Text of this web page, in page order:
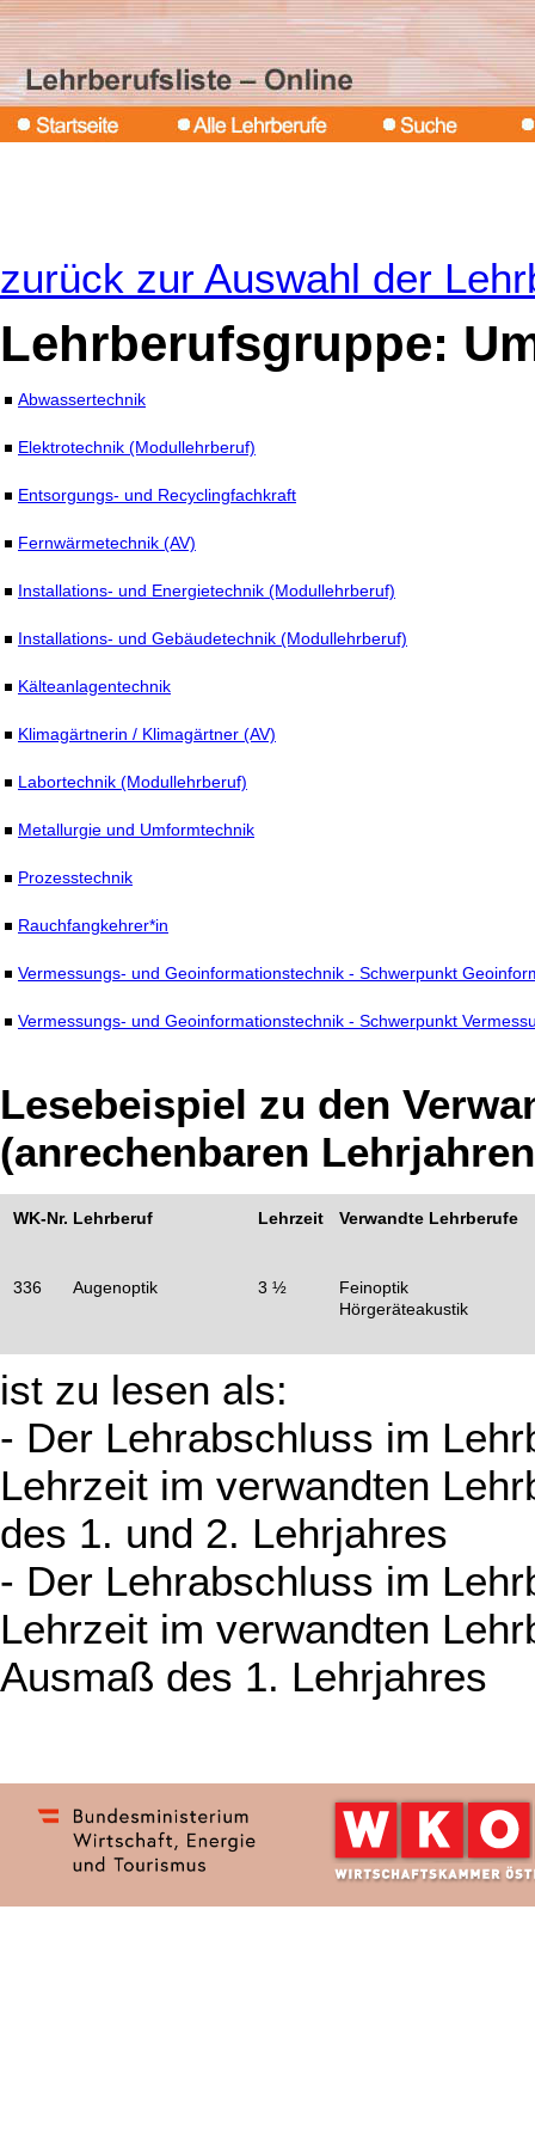
zurück zur Auswahl der
Lehrberufsgruppe:
Abwassertechnik
Elektrotechnik (Modullehrberuf)
Entsorgungs- und Recyclingfachkraft
Fernwärmetechnik (AV)
Installations- und Energietechnik (Modullehrberuf)
Installations- und Gebäudetechnik (Modullehrberuf)
Kälteanlagentechnik
Klimagärtnerin / Klimagärtner (AV)
Labortechnik (Modullehrberuf)
Metallurgie und Umformtechnik
Prozesstechnik
Rauchfangkehrer*in
Vermessungs- und Geoinformationstechnik - Schwerpunkt
Vermessungs- und Geoinformationstechnik - Schwerpunkt
Lesebeispiel zu den
(anrechenbaren
WK-Nr. Lehrberuf Lehrzeit Verwandte Lehrberufe
336 Augenoptik 3 ½
Feinoptik
Hörgeräteakustik
ist zu lesen als:
- Der Lehrabschluss im
Lehrzeit im verwandten
des 1. und 2. Lehrjahres
- Der Lehrabschluss im
Lehrzeit im verwandten
Ausmaß des 1. Lehrjahres